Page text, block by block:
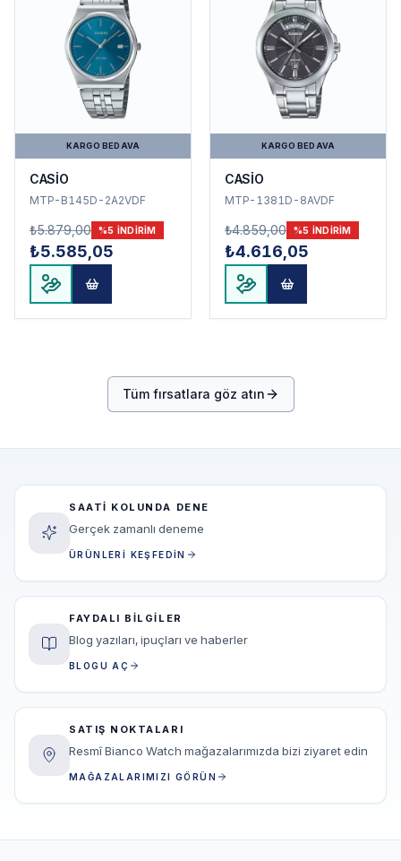
KARGO BEDAVA
CASİO
MTP-B145D-2A2VDF
₺5.879,00 %5 INDIRIM
₺5.585,05
KARGO BEDAVA
CASİO
MTP-1381D-8AVDF
₺4.859,00 %5 INDIRIM
₺4.616,05
Tüm fırsatlara göz atın
SAATI KOLUNDA DENE
Gerçek zamanlı deneme
ÜRÜNLERI KEŞFEDIN
FAYDALI BILGILER
Blog yazıları, ipuçları ve haberler
BLOGU AÇ
SATIŞ NOKTALARI
Resmî Bianco Watch mağazalarımızda bizi ziyaret edin
MAĞAZALARIMIZI GÖRÜN